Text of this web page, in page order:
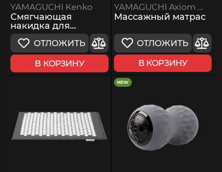
YAMAGUCHI Kenko
Смягчающая
накидка для
массажной кровати
ОТЛОЖИТЬ
В КОРЗИНУ
YAMAGUCHI Axiom Wave PRO
Массажный матрас
ОТЛОЖИТЬ
В КОРЗИНУ
NEW